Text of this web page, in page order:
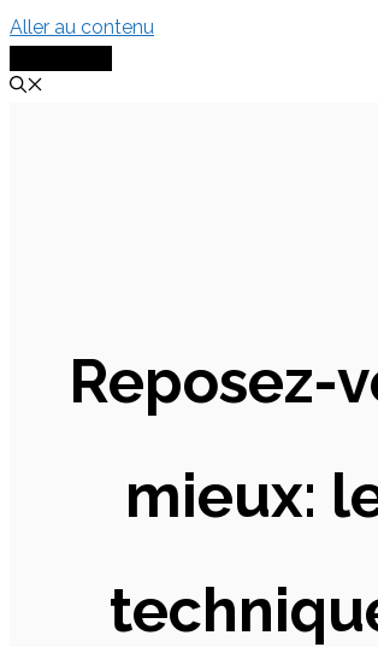
Aller au contenu
Reposez-
mieux: